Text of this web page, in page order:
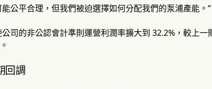
公平合理，但我們被迫選擇如何分配我們的泵浦產能。”
司的非公認會計準則運營利潤率擴大到 32.2%，較上
回調